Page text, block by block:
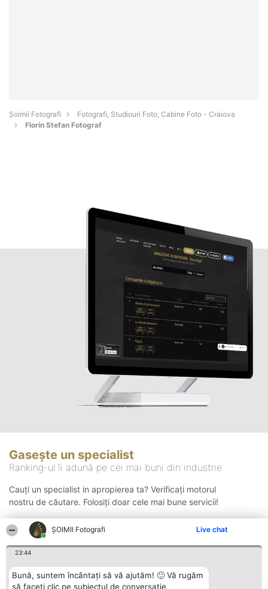
ȘOIMII Fotografi Live chat
23:44
Bună, suntem încântați să vă ajutăm! 🙂 Vă rugăm
să faceți clic pe subiectul de conversație
Șoimii Fotografi
Fotografi, Studiouri Foto, Cabine Foto - Craiova
Florin Stefan Fotograf
Gasește un specialist
Ranking-ul îi adună pe cei mai buni din industrie
Cauți un specialist in apropierea ta? Verificați motorul
nostru de căutare. Folosiți doar cele mai bune servicii!